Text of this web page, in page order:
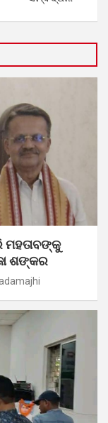
ମହତାବଙ୍କୁ
ଶଙ୍କର